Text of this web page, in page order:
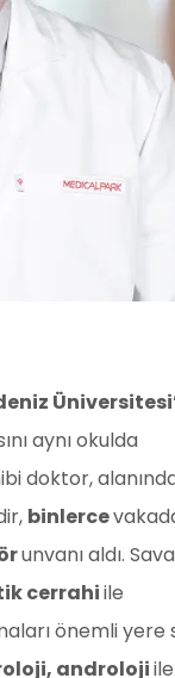
aynı okulda
doktor,
binlerce
unvanı aldı.
cerrahiile
önemli yere
androlojiile